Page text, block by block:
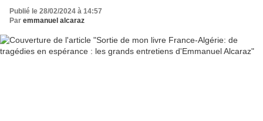
Publié le 28/02/2024 à 14:57
Par emmanuel alcaraz